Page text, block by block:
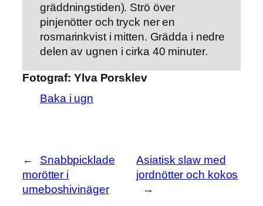
gräddningstiden). Strö över
pinjenötter och tryck ner en
rosmarinkvist i mitten. Grädda i nedre
delen av ugnen i cirka 40 minuter.
Fotograf:Ylva Porsklev
Baka i ugn
←
Snabbpicklade
morötter i
umeboshivinäger
Asiatisk slaw med
jordnötter och kokos
→